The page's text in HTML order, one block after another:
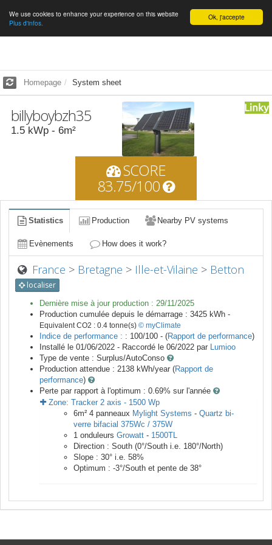
English Ok, j'accepte
We use cookies to enhance your experience on this website
Plus d'infos.
Homepage System sheet
billyboybzh35
1.5 kWp - 6m²
SCORE
83.75/100
Statistics Production Nearby PV systems
Evènements How does it work?
France > Bretagne > Ille-et-Vilaine > Betton
localiser
Dernière mise à jour production : 29/11/2025
Production cumulée depuis le démarrage : 3425 kWh -
Equivalent CO2 : 0.4 tonne(s) © myClimate
Indice de performance : : 100/100 - (Rapport de performance)
Installé le 01/06/2022 - Raccordé le 06/2022 par Lumioo
Type de vente : Surplus/AutoConso
Production attendue : 2138 kWh/year (Rapport de
performance)
Perte par rapport à l'optimum : 0.69% sur l'année
Zone: Tracker 2 axis - 1500 Wp
6m² 4 panneaux Mylight Systems - Quartz bi-
verre bifacial 375Wc / 375W
1 onduleurs Growatt - 1500TL
Direction : South (0°/South i.e. 180°/North)
Slope : 30° i.e. 58%
Optimum : -3°/South et pente de 38°